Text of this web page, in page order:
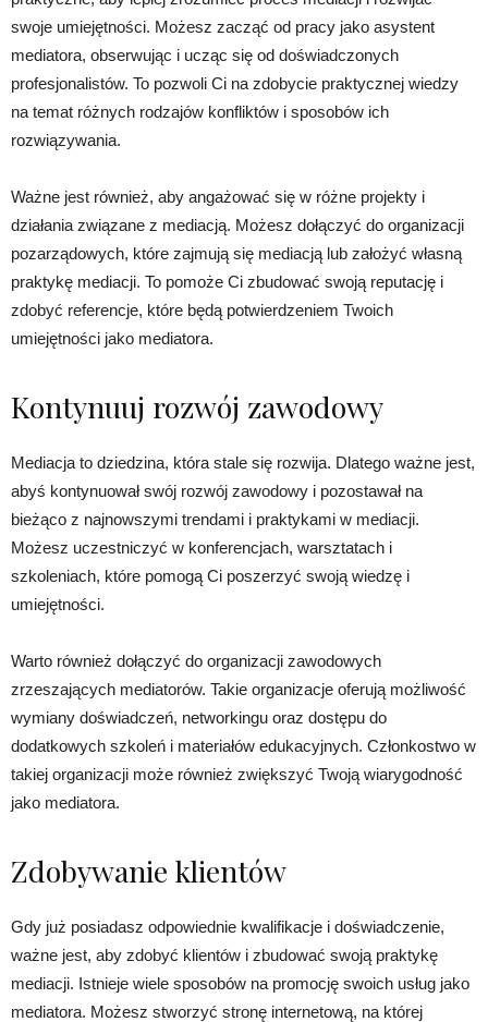
swoje umiejętności. Możesz zacząć od pracy jako asystent
mediatora, obserwując i ucząc się od doświadczonych
profesjonalistów. To pozwoli Ci na zdobycie praktycznej wiedzy
na temat różnych rodzajów konfliktów i sposobów ich
rozwiązywania.
Ważne jest również, aby angażować się w różne projekty i
działania związane z mediacją. Możesz dołączyć do organizacji
pozarządowych, które zajmują się mediacją lub założyć własną
praktykę mediacji. To pomoże Ci zbudować swoją reputację i
zdobyć referencje, które będą potwierdzeniem Twoich
umiejętności jako mediatora.
Kontynuuj rozwój zawodowy
Mediacja to dziedzina, która stale się rozwija. Dlatego ważne jest,
abyś kontynuował swój rozwój zawodowy i pozostawał na
bieżąco z najnowszymi trendami i praktykami w mediacji.
Możesz uczestniczyć w konferencjach, warsztatach i
szkoleniach, które pomogą Ci poszerzyć swoją wiedzę i
umiejętności.
Warto również dołączyć do organizacji zawodowych
zrzeszających mediatorów. Takie organizacje oferują możliwość
wymiany doświadczeń, networkingu oraz dostępu do
dodatkowych szkoleń i materiałów edukacyjnych. Członkostwo w
takiej organizacji może również zwiększyć Twoją wiarygodność
jako mediatora.
Zdobywanie klientów
Gdy już posiadasz odpowiednie kwalifikacje i doświadczenie,
ważne jest, aby zdobyć klientów i zbudować swoją praktykę
mediacji. Istnieje wiele sposobów na promocję swoich usług jako
mediatora. Możesz stworzyć stronę internetową, na której